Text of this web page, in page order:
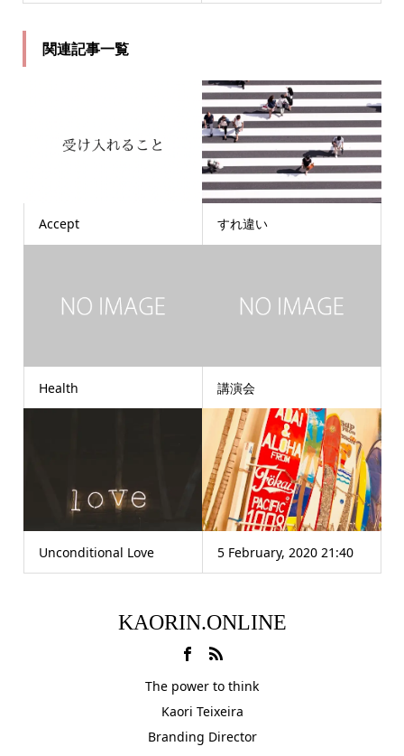
関連記事一覧
Accept すれ違い
Health 講演会
Unconditional Love 5 February, 2020 21:40
KAORIN.ONLINE
The power to think
Kaori Teixeira
Branding Director